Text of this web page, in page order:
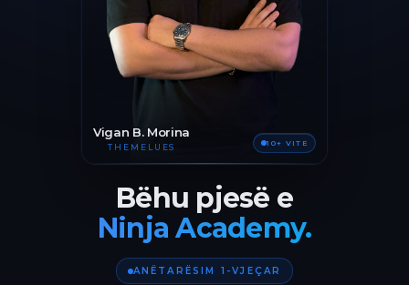
Vigan B. Morina
THEMELUES 10+ VITE
Bëhu pjesë e
Ninja Academy.
ANËTARËSIM 1-VJEÇAR